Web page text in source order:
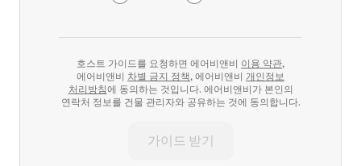
호스트 가이드를 요청하면 에어비앤비 이용 약관,
에어비앤비 차별 금지 정책, 에어비앤비 개인정보
처리방침에 동의하는 것입니다. 에어비앤비가 본인의
연락처 정보를 건물 관리자와 공유하는 것에 동의합니다.
가이드 받기